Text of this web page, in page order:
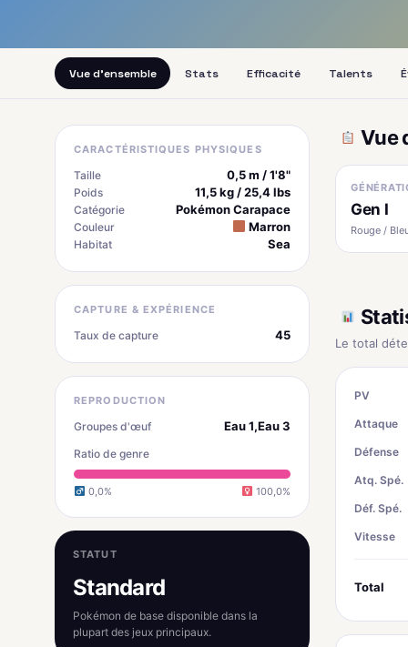
Vue d'ensemble Stats Efficacité Talents
CARACTÉRISTIQUES PHYSIQUES
Taille 0,5 m / 1'8"
Poids 11,5 kg / 25,4 lbs
Catégorie Pokémon Carapace
Couleur Marron
Habitat Sea
CAPTURE & EXPÉRIENCE
Taux de capture 45
REPRODUCTION
Groupes d'œuf Eau 1,Eau 3
Ratio de genre
0,0% 100,0%
STATUT
Standard
Pokémon de base disponible dans la
plupart des jeux principaux.
Vue
Gen I
Rouge /
Le total
PV
Attaque
Défense
Atq. Spé.
Déf. Spé.
Vitesse
Total